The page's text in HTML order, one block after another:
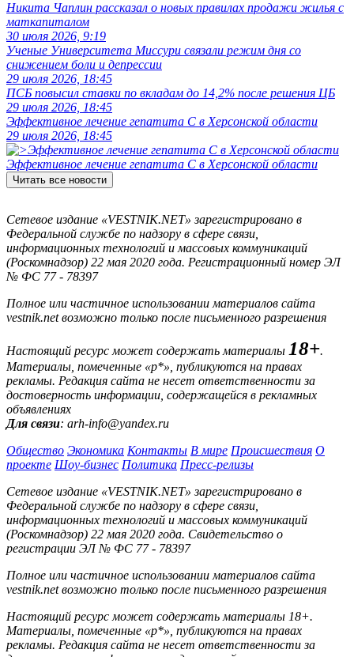
Никита Чаплин рассказал о новых правилах продажи жилья с
маткапиталом
30 июля 2026, 9:19
Ученые Университета Миссури связали режим дня со
снижением боли и депрессии
29 июля 2026, 18:45
ПСБ повысил ставки по вкладам до 14,2% после решения ЦБ
29 июля 2026, 18:45
Эффективное лечение гепатита C в Херсонской области
29 июля 2026, 18:45
Эффективное лечение гепатита C в Херсонской области
Читать все новости
Сетевое издание «VESTNIK.NET» зарегистрировано в
Федеральной службе по надзору в сфере связи,
информационных технологий и массовых коммуникаций
(Роскомнадзор) 22 мая 2020 года. Регистрационный номер ЭЛ
№ ФС 77 - 78397
Полное или частичное использовании материалов сайта
vestnik.net возможно только после письменного разрешения
Настоящий ресурс может содержать материалы 18+.
Материалы, помеченные «р*», публикуются на правах
рекламы. Редакция сайта не несет ответственности за
достоверность информации, содержащейся в рекламных
объявлениях
Для связи: arh-info@yandex.ru
Общество Экономика Контакты В мире Происшествия О
проекте Шоу-бизнес Политика Пресс-релизы
Сетевое издание «VESTNIK.NET» зарегистрировано в
Федеральной службе по надзору в сфере связи,
информационных технологий и массовых коммуникаций
(Роскомнадзор) 22 мая 2020 года. Свидетельство о
регистрации ЭЛ № ФС 77 - 78397
Полное или частичное использовании материалов сайта
vestnik.net возможно только после письменного разрешения
Настоящий ресурс может содержать материалы 18+.
Материалы, помеченные «р*», публикуются на правах
рекламы. Редакция сайта не несет ответственности за